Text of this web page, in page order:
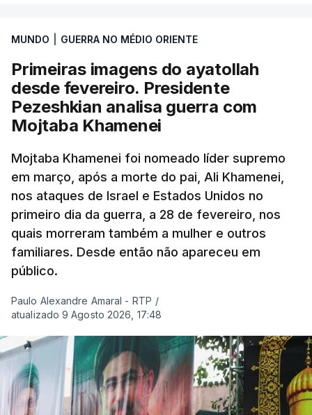
MUNDO GUERRA NO MÉDIO ORIENTE
Primeiras imagens do ayatollah
desde fevereiro. Presidente
Pezeshkian analisa guerra com
Mojtaba Khamenei
Mojtaba Khamenei foi nomeado líder supremo
em março, após a morte do pai, Ali Khamenei,
nos ataques de Israel e Estados Unidos no
primeiro dia da guerra, a 28 de fevereiro, nos
quais morreram também a mulher e outros
familiares. Desde então não apareceu em
público.
Paulo Alexandre Amaral - RTP /
atualizado 9 Agosto 2026, 17:48